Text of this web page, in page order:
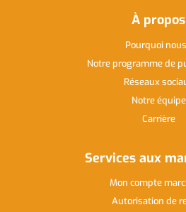
À propos
Pourquoi
Notre programme de
Réseaux
Notre équipe
Carrière
Services aux
Mon compte
Autorisation de